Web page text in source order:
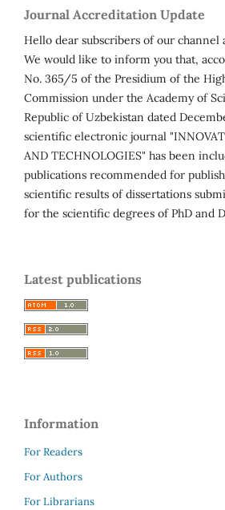
Journal Accreditation Update
Hello dear subscribers of our channel
We would like to inform you that,
No. 365/5 of the Presidium of the
Commission under the Academy of
Republic of Uzbekistan dated
scientific electronic journal
AND TECHNOLOGIES" has been
publications recommended for
scientific results of dissertations
for the scientific degrees of PhD and
Latest publications
Information
For Readers
For Authors
For Librarians